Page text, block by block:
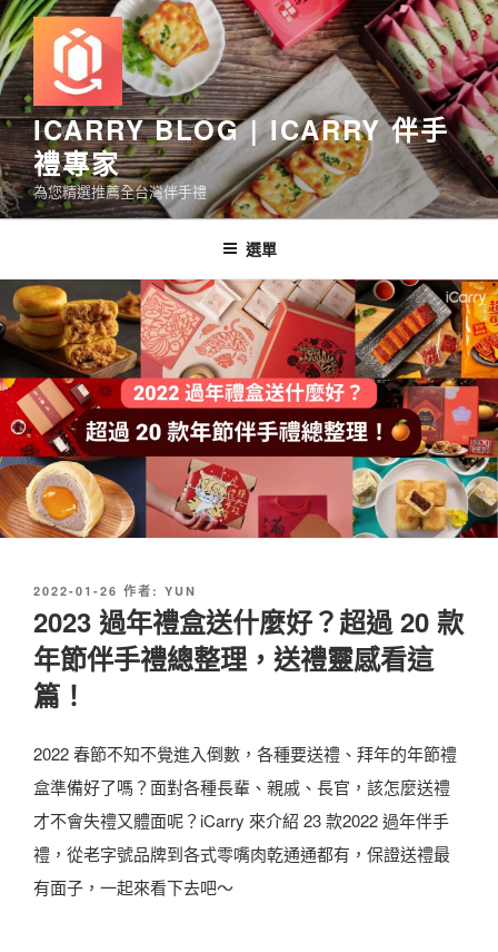
跳
至
主
要
內
容
ICARRY BLOG | ICARRY 伴手
禮專家
為您精選推薦全台灣伴手禮
選單
發
於
2022-01-26 作者: YUN
2023 過年禮盒送什麼好？超過 20 款
年節伴手禮總整理，送禮靈感看這
篇！
2022 春節不知不覺進入倒數，各種要送禮、拜年的年節禮
盒準備好了嗎？面對各種長輩、親戚、長官，該怎麼送禮
才不會失禮又體面呢？iCarry 來介紹 23 款2022 過年伴手
禮，從老字號品牌到各式零嘴肉乾通通都有，保證送禮最
有面子，一起來看下去吧～